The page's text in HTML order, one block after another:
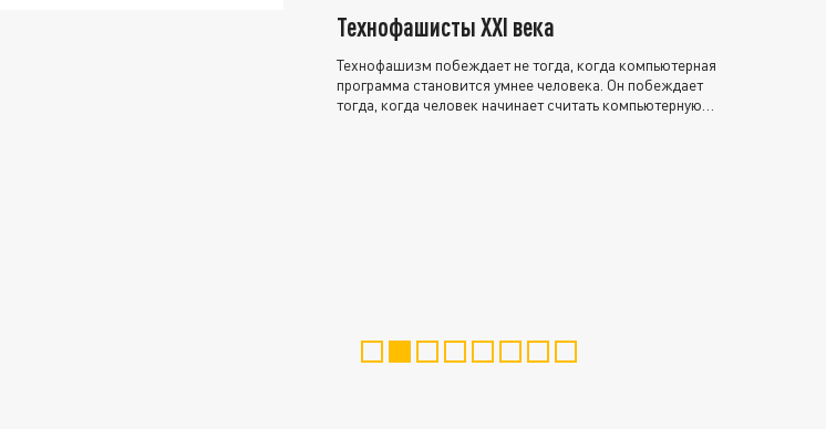
Технофашисты XXI века
Технофашизм побеждает не тогда, когда компьютерная
программа становится умнее человека. Он побеждает
тогда, когда человек начинает считать компьютерную